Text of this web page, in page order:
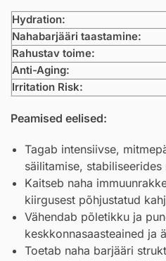
Hydration:
Nahabarjääri taastamine:
Rahustav toime:
Anti-Aging:
Irritation Risk:
Peamised eelised:
Tagab intensiivse,
säilitamise,
Kaitseb naha
kiirgusest põhjustatud
Vähendab põletikku ja
keskkonnasaasteained ja
Toetab naha barjääri